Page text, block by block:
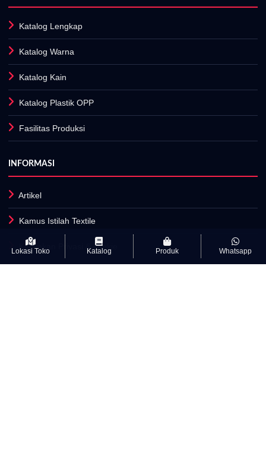
Katalog Lengkap
Katalog Warna
Katalog Kain
Katalog Plastik OPP
Fasilitas Produksi
INFORMASI
Artikel
Kamus Istilah Textile
Kebijakan Privasi & cookie
Lokasi Toko Katalog Produk Whatsapp